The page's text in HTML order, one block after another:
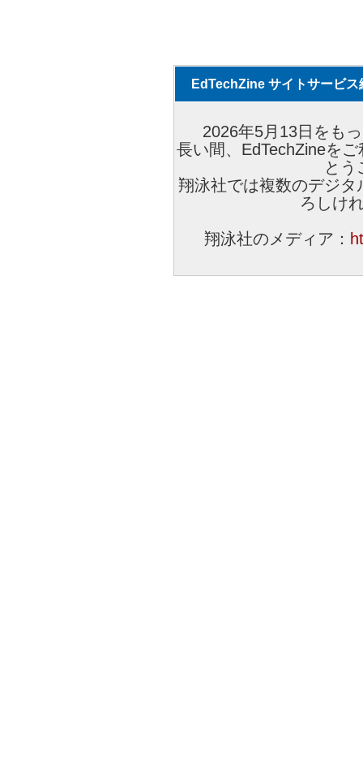
EdTechZine サイトサービス
2026年5月13日をも
長い間、EdTechZineを
とう
翔泳社では複数のデジ
ろしけ
翔泳社のメディア：